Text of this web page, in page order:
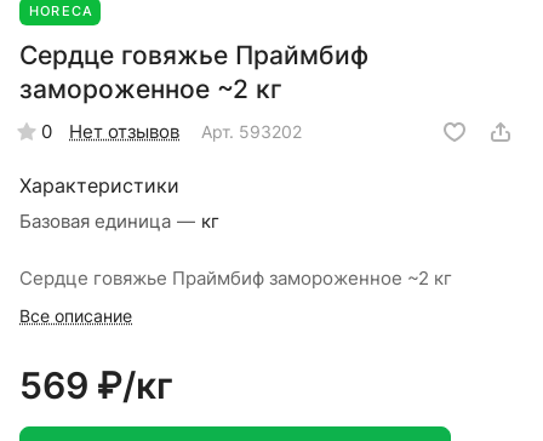
HORECA
Сердце говяжье Праймбиф
замороженное ~2 кг
0 Нет отзывов Арт. 593202
Характеристики
Базовая единица — кг
Сердце говяжье Праймбиф замороженное ~2 кг
Все описание
569 ₽/кг